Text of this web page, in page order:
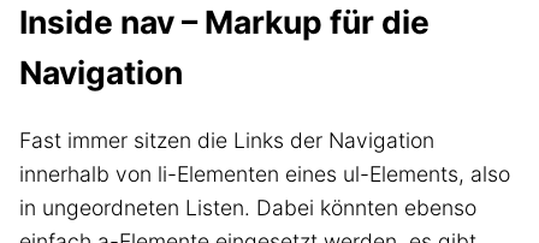
Inside nav – Markup für die
Navigation
Fast immer sitzen die Links der Navigation
innerhalb von li-Elementen eines ul-Elements, also
in ungeordneten Listen. Dabei könnten ebenso